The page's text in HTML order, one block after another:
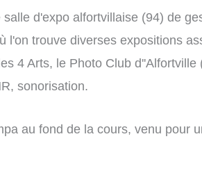
salle d'expo alfortvillaise (94) de
l'on trouve diverses expositions
4 Arts, le Photo Club
sonorisation.
au fond de la cours, venu pour